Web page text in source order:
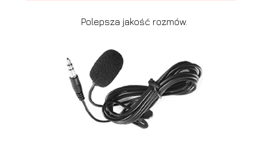
Polepsza jakość rozmów.